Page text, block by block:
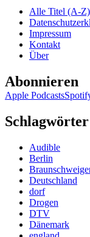
Alle Titel (A-Z)
Impressum
Kontakt
Über
Abonnieren
Apple Podcasts
Schlagwörter
Audible
Berlin
Deutschland
dorf
Drogen
DTV
Dänemark